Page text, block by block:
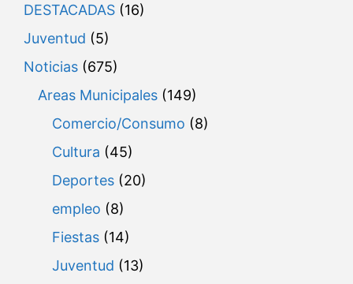
DESTACADAS (16)
Juventud (5)
Noticias (675)
Areas Municipales (149)
Comercio/Consumo (8)
Cultura (45)
Deportes (20)
empleo (8)
Fiestas (14)
Juventud (13)